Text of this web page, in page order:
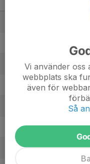
3. Stuvsta IF
4. Tullinge BK
5. Skogås-Trångsunds
6. Newroz FC
7. Bollmora Internacional
Vi använder
webbplats ska
även för
Så